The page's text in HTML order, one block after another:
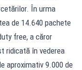
În urma
de 14.640 pachete
free, a căror
ridicată în vederea
aproximativ 9.000 de